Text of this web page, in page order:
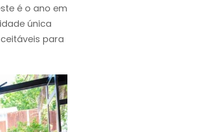
é o ano em
única
para